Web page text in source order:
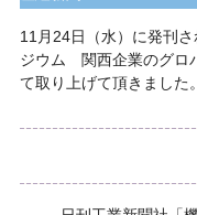
11月24日（水）に発刊
ジウム 関西企業のグロ
て取り上げて頂きました。